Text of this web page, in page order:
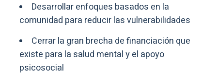
Desarrollar enfoques basados ​​en la
comunidad para reducir las vulnerabilidades
Cerrar la gran brecha de financiación que
existe para la salud mental y el apoyo
psicosocial